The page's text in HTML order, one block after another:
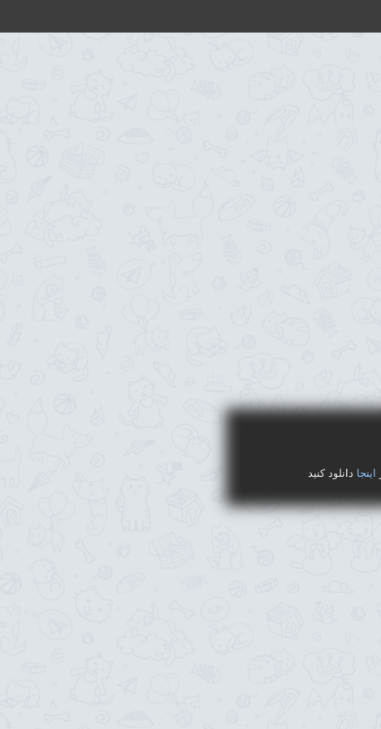
اینجا دانلود کنید